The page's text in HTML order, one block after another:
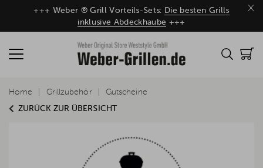
×
+++ Weber ® Grill Vorteils-Sets: Die besten Grills
inklusive Abdeckhaube +++
ZURÜCK ZUR ÜBERSICHT
Home Grillzubehör Gutscheine